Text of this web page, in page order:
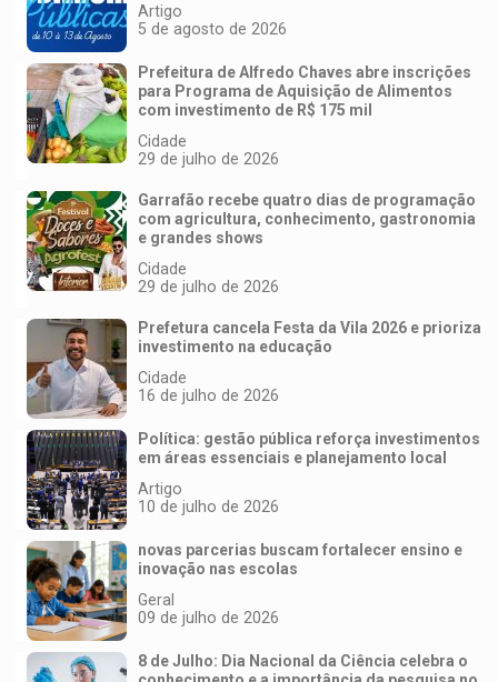
Artigo
5 de agosto de 2026
Prefeitura de Alfredo Chaves abre inscrições
para Programa de Aquisição de Alimentos
com investimento de R$ 175 mil
Cidade
29 de julho de 2026
Garrafão recebe quatro dias de programação
com agricultura, conhecimento, gastronomia
e grandes shows
Cidade
29 de julho de 2026
Prefetura cancela Festa da Vila 2026 e prioriza
investimento na educação
Cidade
16 de julho de 2026
Política: gestão pública reforça investimentos
em áreas essenciais e planejamento local
Artigo
10 de julho de 2026
novas parcerias buscam fortalecer ensino e
inovação nas escolas
Geral
09 de julho de 2026
8 de Julho: Dia Nacional da Ciência celebra o